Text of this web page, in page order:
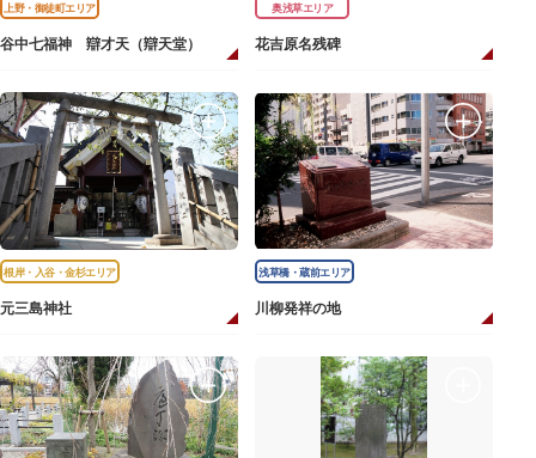
上野・御徒町エリア
谷中七福神 辯才天（辯天堂）
奥浅草エリア
花吉原名残碑
根岸・入谷・金杉エリア
元三島神社
浅草橋・蔵前エリア
川柳発祥の地